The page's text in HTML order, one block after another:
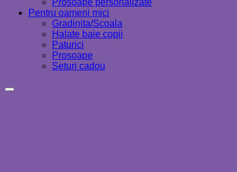
Prosoape personalizate
Pentru oameni mici
Gradinita/Scoala
Halate baie copii
Paturici
Prosoape
Seturi cadou